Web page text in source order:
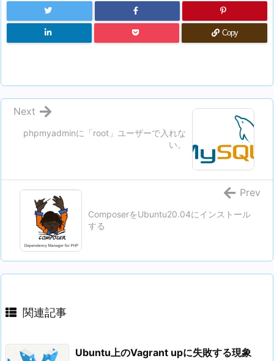
Copy
phpmyadminに「root」ユーザーで入れな
い。
Next
ComposerをUbuntu20.04にインストール
する
Prev
関連記事
Ubuntu上のVagrant upに失敗する現象